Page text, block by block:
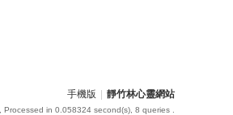
手機版 靜竹林心靈網站
, Processed in 0.058324 second(s), 8 queries .